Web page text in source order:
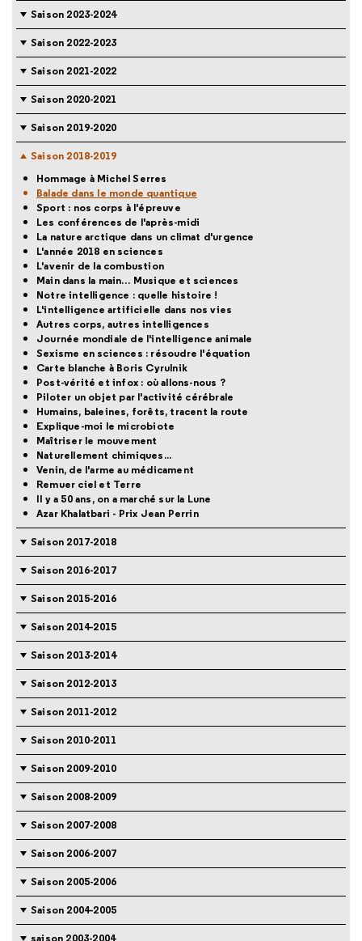
Saison 2023-2024
Saison 2022-2023
Saison 2021-2022
Saison 2020-2021
Saison 2019-2020
Saison 2018-2019
Hommage à Michel Serres
Balade dans le monde quantique
Sport : nos corps à l'épreuve
Les conférences de l'après-midi
La nature arctique dans un climat d'urgence
L'année 2018 en sciences
L'avenir de la combustion
Main dans la main… Musique et sciences
Notre intelligence : quelle histoire !
L'intelligence artificielle dans nos vies
Autres corps, autres intelligences
Journée mondiale de l'intelligence animale
Sexisme en sciences : résoudre l'équation
Carte blanche à Boris Cyrulnik
Post-vérité et infox : où allons-nous ?
Piloter un objet par l'activité cérébrale
Humains, baleines, forêts, tracent la route
Explique-moi le microbiote
Maîtriser le mouvement
Naturellement chimiques...
Venin, de l'arme au médicament
Remuer ciel et Terre
Il y a 50 ans, on a marché sur la Lune
Azar Khalatbari - Prix Jean Perrin
Saison 2017-2018
Saison 2016-2017
Saison 2015-2016
Saison 2014-2015
Saison 2013-2014
Saison 2012-2013
Saison 2011-2012
Saison 2010-2011
Saison 2009-2010
Saison 2008-2009
Saison 2007-2008
Saison 2006-2007
Saison 2005-2006
Saison 2004-2005